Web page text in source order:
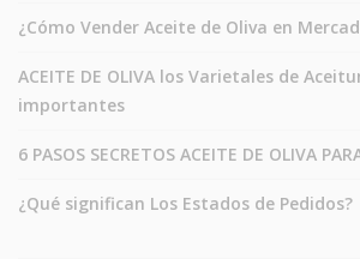
¿Cómo Vender Aceite de Oliva en
ACEITE DE OLIVA los Varietales de
importantes
6 PASOS SECRETOS ACEITE DE OLIVA
¿Qué significan Los Estados de Pedidos?